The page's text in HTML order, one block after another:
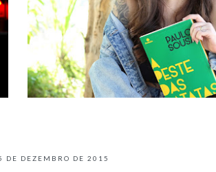
- PAULO SOUSA
DE DEZEMBRO DE 2015